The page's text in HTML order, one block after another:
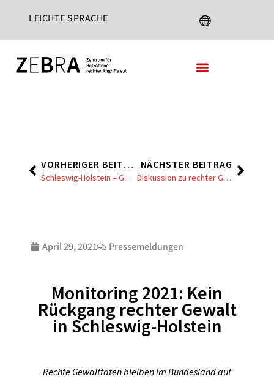
LEICHTE SPRACHE
DEUTSCH
ENGLISH
FRANÇAIS
العربية
فارسی
VORHERIGER BEITRAG
Schleswig-Holstein – Gewalt von rechts trifft auch Kinder
NÄCHSTER BEITRAG
Diskussion zu rechter Gewalt
April 29, 2021 Pressemeldungen
Monitoring 2021: Kein
Rückgang rechter Gewalt
in Schleswig-Holstein
Rechte Gewalttaten bleiben im Bundesland auf